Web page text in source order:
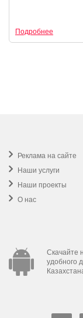
Подробнее
Реклама на сайте
Наши услуги
Наши проекты
О нас
Скачайте
удобного